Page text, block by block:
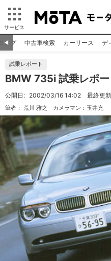
サービス
◀︎
ログ 中古車検索 カーリース デ
試乗レポート
BMW 735i 試乗レポー
公開日: 2002/03/16 14:02 最終更
筆者： 荒川 雅之 カメラマン： 玉井充